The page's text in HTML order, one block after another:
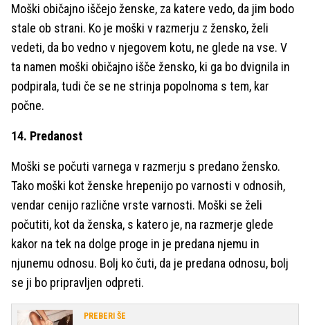
Moški običajno iščejo ženske, za katere vedo, da jim bodo
stale ob strani. Ko je moški v razmerju z žensko, želi
vedeti, da bo vedno v njegovem kotu, ne glede na vse. V
ta namen moški običajno išče žensko, ki ga bo dvignila in
podpirala, tudi če se ne strinja popolnoma s tem, kar
počne.
14. Predanost
Moški se počuti varnega v razmerju s predano žensko.
Tako moški kot ženske hrepenijo po varnosti v odnosih,
vendar cenijo različne vrste varnosti. Moški se želi
počutiti, kot da ženska, s katero je, na razmerje glede
kakor na tek na dolge proge in je predana njemu in
njunemu odnosu. Bolj ko čuti, da je predana odnosu, bolj
se ji bo pripravljen odpreti.
PREBERI ŠE